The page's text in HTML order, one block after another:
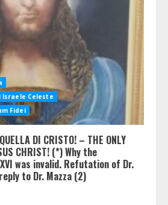
Israele Celeste
Fidei
DI CRISTO! – THE ONLY
CHRIST! (*) Why the
was invalid. Refutation of Dr.
to Dr. Mazza (2)